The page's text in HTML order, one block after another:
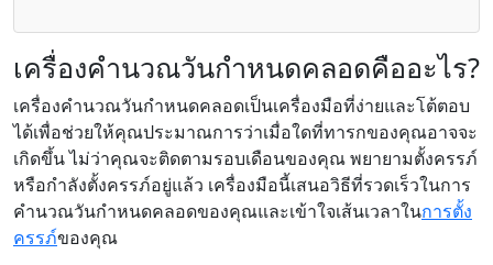
เครื่องคำนวณวันกำหนดคลอดคืออะไร?
เครื่องคำนวณวันกำหนดคลอดเป็นเครื่องมือที่ง่ายและโต้ตอบ
ได้เพื่อช่วยให้คุณประมาณการว่าเมื่อใดที่ทารกของคุณอาจจะ
เกิดขึ้น ไม่ว่าคุณจะติดตามรอบเดือนของคุณ พยายามตั้งครรภ์
หรือกำลังตั้งครรภ์อยู่แล้ว เครื่องมือนี้เสนอวิธีที่รวดเร็วในการ
คำนวณวันกำหนดคลอดของคุณและเข้าใจเส้นเวลาในการตั้ง
ครรภ์ของคุณ